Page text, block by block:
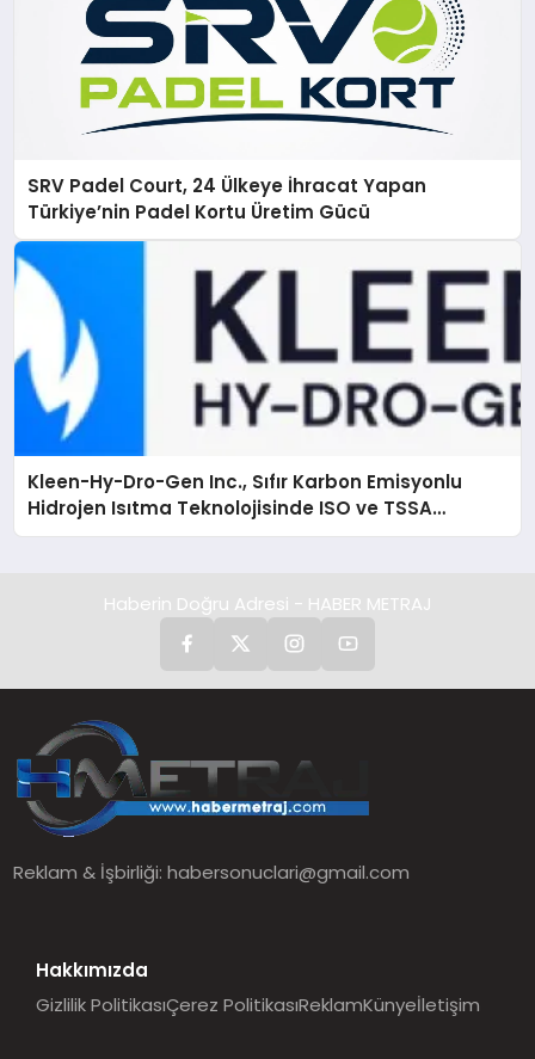
SRV Padel Court, 24 Ülkeye İhracat Yapan
Türkiye’nin Padel Kortu Üretim Gücü
Kleen-Hy-Dro-Gen Inc., Sıfır Karbon Emisyonlu
Hidrojen Isıtma Teknolojisinde ISO ve TSSA
Düzenleyici Onaylarını Aldı
Haberin Doğru Adresi - HABER METRAJ
Reklam & İşbirliği:habersonuclari@gmail.com
Hakkımızda
Gizlilik PolitikasıÇerez PolitikasıReklamKünyeİletişim